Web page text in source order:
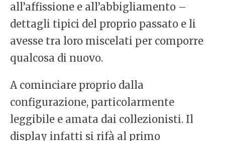
all’affissione e all’abbigliamento –
dettagli tipici del proprio passato e li
avesse tra loro miscelati per comporre
qualcosa di nuovo.
A cominciare proprio dalla
configurazione, particolarmente
leggibile e amata dai collezionisti. Il
display infatti si rifà al primo